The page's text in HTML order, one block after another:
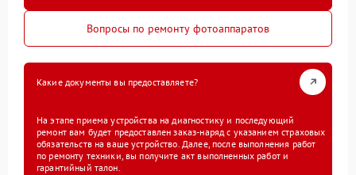
Вопросы по ремонту фотоаппаратов
Какие документы вы предоставляете?
На этапе приема устройства на диагностику и последующий
ремонт вам будет предоставлен заказ-наряд с указанием страховых
обязательств на ваше устройство. Далее, после выполнения работ
по ремонту техники, вы получите акт выполненных работ и
гарантийный талон.